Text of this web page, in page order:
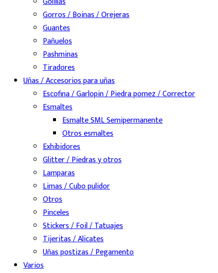
Gorros / Boinas / Orejeras
Guantes
Pañuelos
Pashminas
Tiradores
Uñas / Accesorios para uñas
Escofina / Garlopin / Piedra pomez / Corrector
Esmaltes
Esmalte SML Semipermanente
Otros esmaltes
Exhibidores
Glitter / Piedras y otros
Lamparas
Limas / Cubo pulidor
Otros
Pinceles
Stickers / Foil / Tatuajes
Tijeritas / Alicates
Uñas postizas / Pegamento
Varios